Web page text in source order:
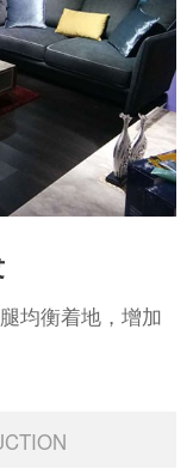
均衡着地，增加